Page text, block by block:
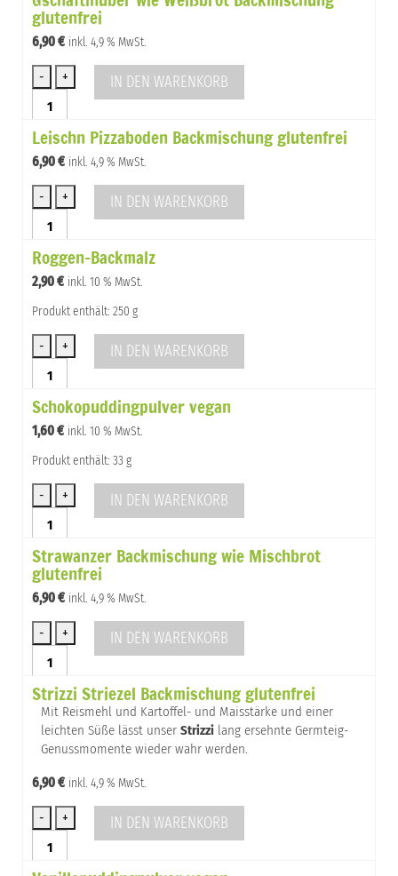
glutenfrei
6,90€ inkl. 4,9 % MwSt.
Gschaftlhuber
wie
Weißbrot
Backmischung
glutenfrei
Menge
IN DEN WARENKORB
Leischn Pizzaboden Backmischung glutenfrei
6,90€ inkl. 4,9 % MwSt.
Pizzaboden
Backmischung
glutenfrei
Menge
IN DEN WARENKORB
Roggen-Backmalz
2,90€ inkl. 10 % MwSt.
Produkt enthält: 250 g
Backmalz
Menge
IN DEN WARENKORB
Schokopuddingpulver vegan
1,60€ inkl. 10 % MwSt.
Produkt enthält: 33 g
Schokopuddingpulver
vegan
Menge
IN DEN WARENKORB
Strawanzer Backmischung wie Mischbrot
glutenfrei
6,90€ inkl. 4,9 % MwSt.
Backmischung
wie
Mischbrot
glutenfrei
Menge
IN DEN WARENKORB
Strizzi Striezel Backmischung glutenfrei
Mit Reismehl und Kartoffel- und Maisstärke und einer
leichten Süße lässt unser Strizzi lang ersehnte Germteig-
Genussmomente wieder wahr werden.
6,90€ inkl. 4,9 % MwSt.
Striezel
IN DEN WARENKORB